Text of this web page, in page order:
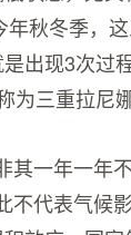
秋冬季，
出现3次过
为三重拉尼
其一年一年
不代表气候